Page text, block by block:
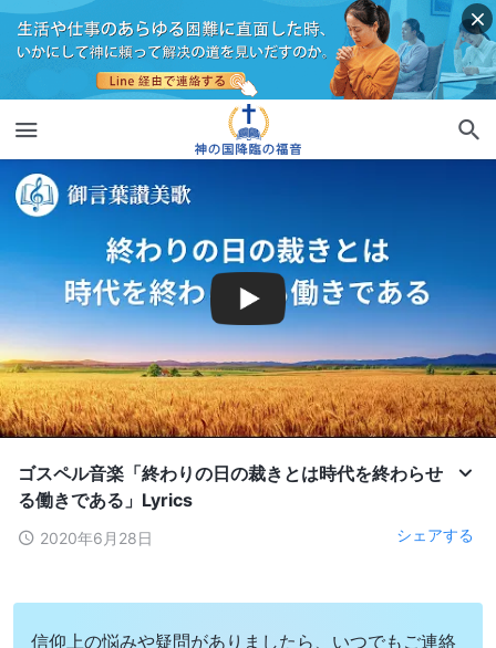
ゴスペル音楽「終わりの日の裁きとは時代を終わらせ
る働きである」Lyrics
2020年6月28日 シェアする
信仰上の悩みや疑問がありましたら、いつでもご連絡